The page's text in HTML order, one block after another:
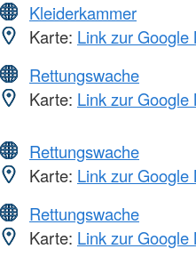
Kleiderkammer
Karte: Link zur Google
Rettungswache
Karte: Link zur Google
Rettungswache
Karte: Link zur Google
Rettungswache
Karte: Link zur Google